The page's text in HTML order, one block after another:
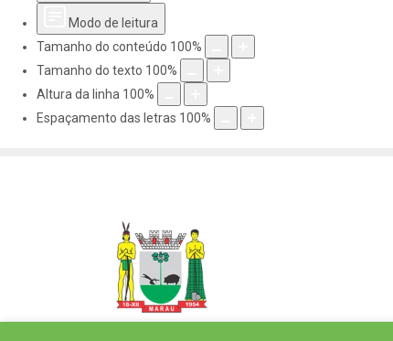
Modo de leitura
Tamanho do conteúdo 100%
Tamanho do texto 100%
Altura da linha 100%
Espaçamento das letras 100%